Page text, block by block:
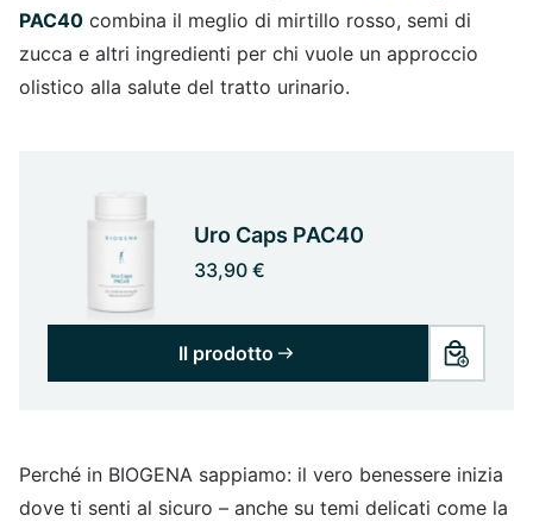
PAC40 combina il meglio di mirtillo rosso, semi di
zucca e altri ingredienti per chi vuole un approccio
olistico alla salute del tratto urinario.
Uro Caps PAC40
33,90 €
Il prodotto
Perché in BIOGENA sappiamo: il vero benessere inizia
dove ti senti al sicuro – anche su temi delicati come la